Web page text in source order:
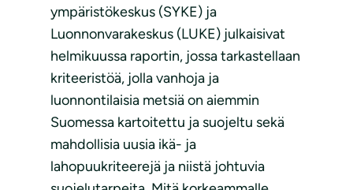
ympäristökeskus (SYKE) ja
Luonnonvarakeskus (LUKE) julkaisivat
helmikuussa raportin, jossa tarkastellaan
kriteeristöä, jolla vanhoja ja
luonnontilaisia metsiä on aiemmin
Suomessa kartoitettu ja suojeltu sekä
mahdollisia uusia ikä- ja
lahopuukriteerejä ja niistä johtuvia